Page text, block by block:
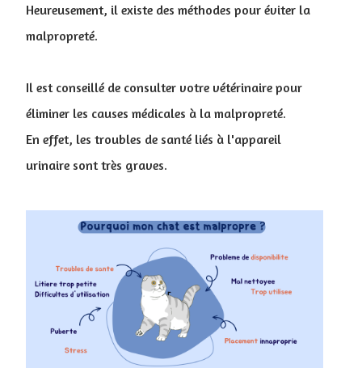
Heureusement, il existe des méthodes pour éviter la
malpropreté.
Il est conseillé de consulter votre vétérinaire pour
éliminer les causes médicales à la malpropreté.
En effet, les troubles de santé liés à l'appareil
urinaire sont très graves.